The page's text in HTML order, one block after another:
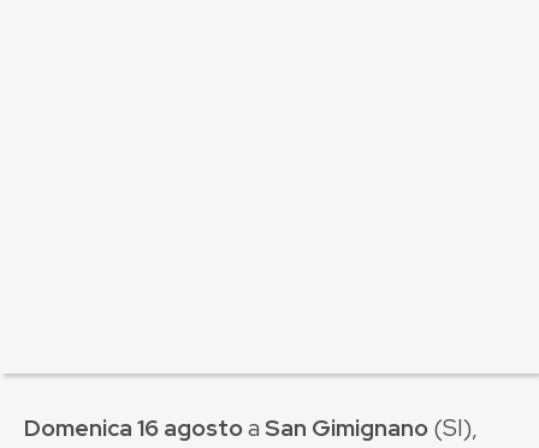
Domenica 16 agostoaSan Gimignano(SI),